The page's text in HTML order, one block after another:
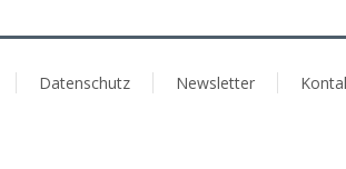
Datenschutz Newsletter